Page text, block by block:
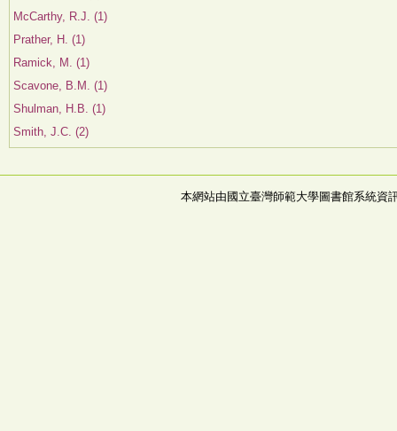
McCarthy, R.J. (1)
Prather, H. (1)
Ramick, M. (1)
Scavone, B.M. (1)
Shulman, H.B. (1)
Smith, J.C. (2)
本網站由國立臺灣師範大學圖書館系統資